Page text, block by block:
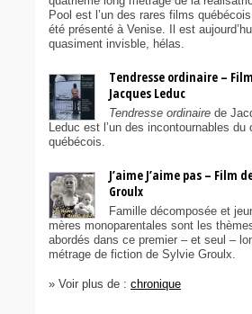
Pool est l’un des rares films
été présenté à Venise. Il est
quasiment invisble, hélas.
Tendresse ordinaire –
Jacques Leduc
Tendresse ordinaire de
Leduc est l’un des incontournables du
québécois.
J’aime J’aime pas – Film
Groulx
Famille décomposée et
mères monoparentales sont les
abordés dans ce premier – et seul –
métrage de fiction de Sylvie Groulx.
» Voir plus de : chronique